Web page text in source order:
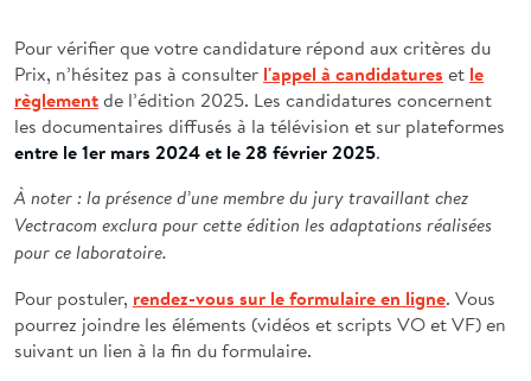
Pour vérifier que votre candidature répond aux critères du
Prix, n’hésitez pas à consulter l'appel à candidatures et le
règlementde l’édition 2025. Les candidatures concernent
les documentaires diffusés à la télévision et sur plateformes
entre le 1er mars 2024 et le 28 février 2025.
À noter : la présence d’une membre du jury travaillant chez
Vectracom exclura pour cette édition les adaptations réalisées
pour ce laboratoire.
Pour postuler, rendez-vous sur le formulaire en ligne. Vous
pourrez joindre les éléments (vidéos et scripts VO et VF) en
suivant un lien à la fin du formulaire.